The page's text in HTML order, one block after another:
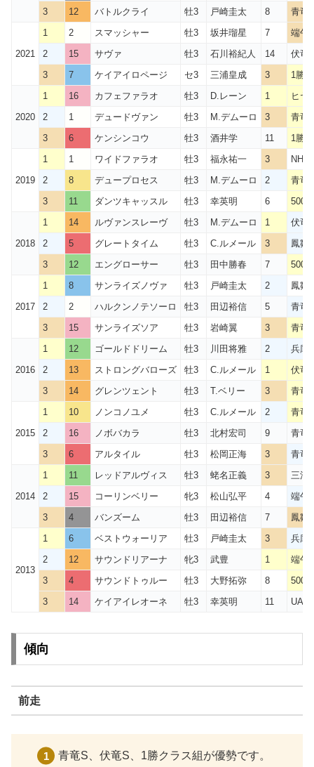
3
12 バトルクライ 牡3 戸崎圭太 8 青竜
2021
1 2 スマッシャー 牡3 坂井瑠星 7
端午
2
15 サヴァ 牡3 石川裕紀人 14
伏竜
3
7 ケイアイロページ セ3 三浦皇成 3 1勝
2020
1 16 カフェファラオ 牡3 D.レーン 1
ヒヤ
2
1 デュードヴァン 牡3 M.デムーロ 3
青竜
3
6 ケンシンコウ 牡3 酒井学 11 1勝
2019
1 1 ワイドファラオ 牡3 福永祐一 3
NHK
2
8 デュープロセス 牡3 M.デムーロ 2
青竜
3
11 ダンツキャッスル 牡3 幸英明 6 500
2018
1 14 ルヴァンスレーヴ 牡3 M.デムーロ 1
伏竜
2
5 グレートタイム 牡3 C.ルメール 3
鳳雛
3
12 エングローサー 牡3 田中勝春 7 500
2017
1 8 サンライズノヴァ 牡3 戸崎圭太 2
鳳雛
2
2 ハルクンノテソーロ 牡3 田辺裕信 5
青竜
3
15 サンライズソア 牡3 岩崎翼 3 青竜
2016
1 12 ゴールドドリーム 牡3 川田将雅 2
兵庫
2
13 ストロングバローズ 牡3 C.ルメール 1
伏竜
3
14 グレンツェント 牡3 T.ベリー 3 青竜
2015
1 10 ノンコノユメ 牡3 C.ルメール 2
青竜
2
16 ノボバカラ 牡3 北村宏司 9
青竜
3
6 アルタイル 牡3 松岡正海 3 青竜
2014
1 11 レッドアルヴィス 牡3 蛯名正義 3
三浦
2
15 コーリンベリー 牝3 松山弘平 4
端午
3
4 バンズーム 牡3 田辺裕信 7 鳳雛
2013
1 6 ベストウォーリア 牡3 戸崎圭太 3
兵庫
2
12 サウンドリアーナ 牝3 武豊 1
端午
3
4 サウンドトゥルー 牡3 大野拓弥 8
500
3
14 ケイアイレオーネ 牡3 幸英明 11 UAE
傾向
前走
青竜S、伏竜S、1勝クラス組が優勢です。